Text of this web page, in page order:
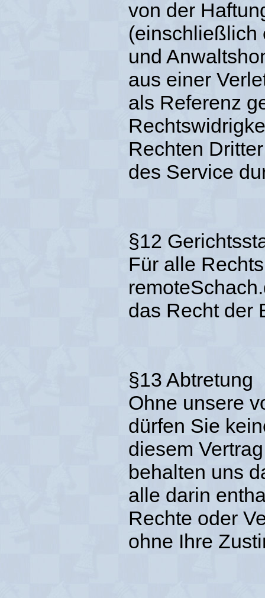
von der
(einschließlich
und
aus einer
als Referenz
Rechten
des Service
§12
Für alle
das Recht der
§13 Abtretung
Ohne unsere
dürfen Sie
diesem
behalten uns
alle darin
Rechte oder
ohne Ihre